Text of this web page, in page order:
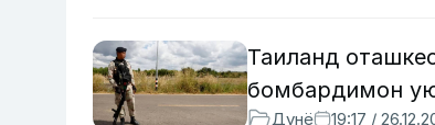
Таиланд
бомбардимон
Дунё 19:17 /